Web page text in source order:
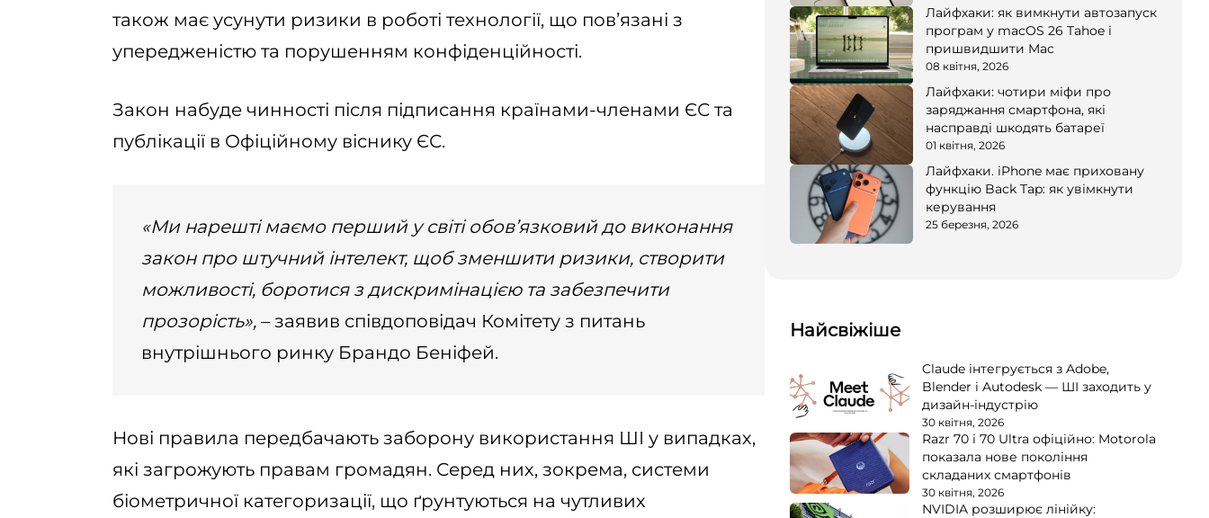
також має усунути ризики в роботі технології, що повʼязані з
упередженістю та порушенням конфіденційності.
Закон набуде чинності після підписання країнами-членами ЄС та
публікації в Офіційному віснику ЄС.
«Ми нарешті маємо перший у світі обов’язковий до виконання
закон про штучний інтелект, щоб зменшити ризики, створити
можливості, боротися з дискримінацією та забезпечити
прозорість», – заявив співдоповідач Комітету з питань
внутрішнього ринку Брандо Беніфей.
Нові правила передбачають заборону використання ШІ у випадках,
які загрожують правам громадян. Серед них, зокрема, системи
біометричної категоризації, що ґрунтуються на чутливих
Лайфхаки: як вимкнути автозапуск
програм у macOS 26 Tahoe і
пришвидшити Mac
08 квітня, 2026
Лайфхаки: чотири міфи про
заряджання смартфона, які
насправді шкодять батареї
01 квітня, 2026
Лайфхаки. iPhone має приховану
функцію Back Tap: як увімкнути
керування
25 березня, 2026
Найсвіжіше
Claude інтегрується з Adobe,
Blender і Autodesk — ШІ заходить у
дизайн-індустрію
30 квітня, 2026
Razr 70 і 70 Ultra офіційно: Motorola
показала нове покоління
складаних смартфонів
30 квітня, 2026
NVIDIA розширює лінійку: